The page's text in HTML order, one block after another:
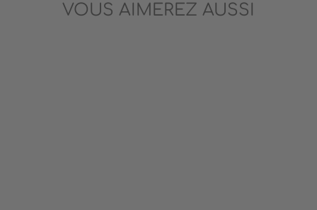
VOUS AIMEREZ AUSSI